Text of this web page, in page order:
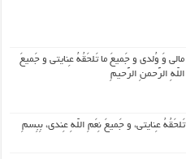
وَ وُلدی و جَمیعَ ما تَلحَقُهُ عِنایتی و جَمیعَ
الرَّحمنِ الرَّحیمِ
عِنایتی، و جَمیعَ نِعَمِ اللّهِ عِندی، بِبِسمِ